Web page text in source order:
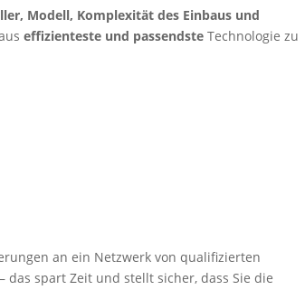
Modell, Komplexität des Einbaus und
effizienteste und passendste Technologie zu
an ein Netzwerk von qualifizierten
das spart Zeit und stellt sicher, dass Sie die